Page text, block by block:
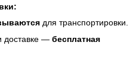
для транспортировки.
доставке — бесплатная